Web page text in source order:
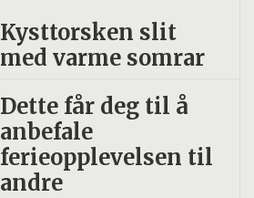
Kysttorsken slit
med varme somrar
Dette får deg til å
anbefale
ferieopplevelsen til
andre